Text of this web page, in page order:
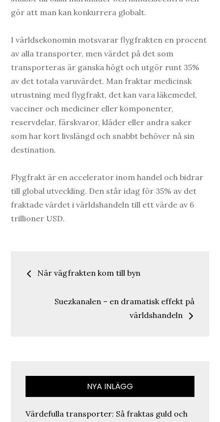
gör att man kan konkurrera globalt.
I världsekonomin motsvarar flygfrakten en procent
av alla transporter, men värdet på det som
transporteras är ganska högt och utgör runt 35%
av det totala varuvärdet. Man fraktar medicinsk
utrustning med flygfrakt, det kan vara läkemedel,
vacciner och mediciner eller komponenter,
reservdelar, färskvaror, kläder eller andra saker
som har kort livslängd och snabbt behöver nå sin
destination.
Flygfrakt är en accelerator inom handel och bidrar
till global utveckling. Den står idag för 35% av det
fraktade värdet i världshandeln till ett värde av 6
trillioner USD.
Inläggsnavigering
När vägfrakten kom till byn
Suezkanalen – en dramatisk effekt på
världshandeln
NYA INLÄGG
Värdefulla transporter: Så fraktas guld och